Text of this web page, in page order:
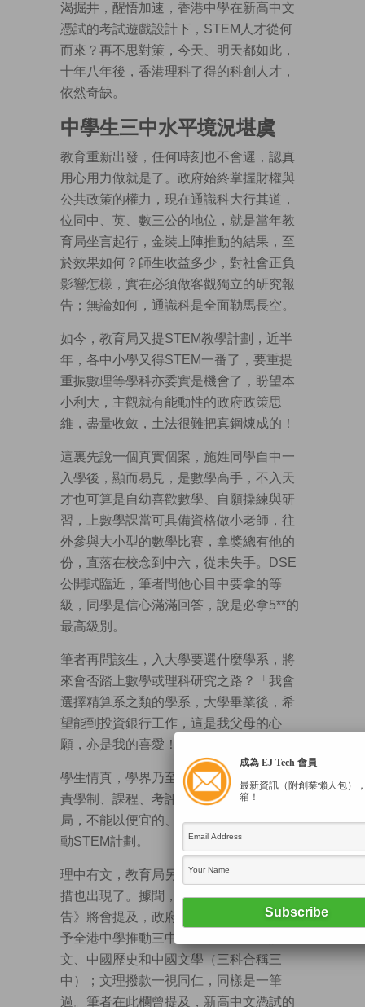
渴掘井，醒悟加速，香港中學在新高中文
憑試的考試遊戲設計下，STEM人才從何
而來？再不思對策，今天、明天都如此，
十年八年後，香港理科了得的科創人才，
依然奇缺。
中學生三中水平境況堪虞
教育重新出發，任何時刻也不會遲，認真
用心用力做就是了。政府始終掌握財權與
公共政策的權力，現在通識科大行其道，
位同中、英、數三公的地位，就是當年教
育局坐言起行，金裝上陣推動的結果，至
於效果如何？師生收益多少，對社會正負
影響怎樣，實在必須做客觀獨立的研究報
告；無論如何，通識科是全面勒馬長空。
如今，教育局又提STEM教學計劃，近半
年，各中小學又得STEM一番了，要重提
重振數理等學科亦委實是機會了，盼望本
小利大，主觀就有能動性的政府政策思
維，盡量收斂，土法很難把真鋼煉成的！
這裏先說一個真實個案，施姓同學自中一
入學後，顯而易見，是數學高手，不入天
才也可算是自幼喜歡數學、自願操練與研
習，上數學課當可具備資格做小老師，往
外參與大小型的數學比賽，拿獎總有他的
份，直落在校念到中六，從未失手。DSE
公開試臨近，筆者問他心目中要拿的等
級，同學是信心滿滿回答，說是必拿5**的
最高級別。
筆者再問該生，入大學要選什麼學系，將
來會否踏上數學或理科研究之路？「我會
選擇精算系之類的學系，大學畢業後，希
望能到投資銀行工作，這是我父母的心
願，亦是我的喜愛！」
學生情真，學界乃至社會各界要細味，負
責學制、課程、考評設計與推動的教育
局，不能以便宜的、快餐及快閃的方式推
動STEM計劃。
理中有文，教育局另一思考人文精神的舉
措也出現了。據聞，特首發表的《施政報
告》將會提及，政府會撥12.5億港元，給
予全港中學推動三中科目，此即中國語
文、中國歷史和中國文學（三科合稱三
中）；文理撥款一視同仁，同樣是一筆
過。筆者在此欄曾提及，新高中文憑試的
成為 EJ Tech 會員
最新資訊（附創業懶人包）
箱！